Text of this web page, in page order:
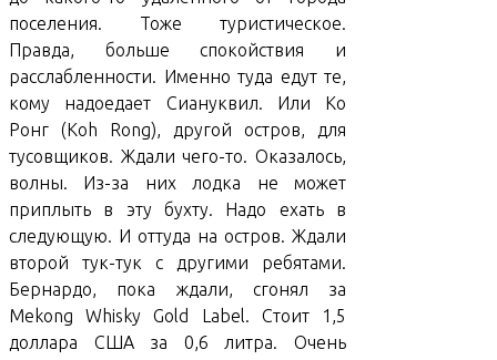
поселения. Тоже туристическое.
Правда, больше спокойствия и
расслабленности. Именно туда едут те,
кому надоедает Сиануквил. Или Ко
Ронг (Koh Rong), другой остров, для
тусовщиков. Ждали чего-то. Оказалось,
волны. Из-за них лодка не может
приплыть в эту бухту. Надо ехать в
следующую. И оттуда на остров. Ждали
второй тук-тук с другими ребятами.
Бернардо, пока ждали, сгонял за
Mekong Whisky Gold Label. Стоит 1,5
доллара США за 0,6 литра. Очень